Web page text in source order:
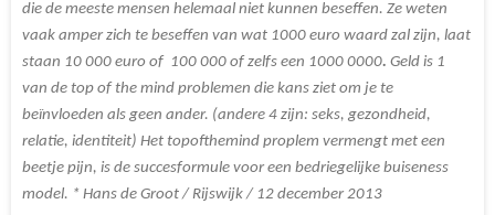
die de meeste mensen helemaal niet kunnen beseffen. Ze weten
vaak amper zich te beseffen van wat 1000 euro waard zal zijn, laat
staan 10 000 euro of 100 000 of zelfs een 1000 0000. Geld is 1
van de top of the mind problemen die kans ziet om je te
beïnvloeden als geen ander. (andere 4 zijn: seks, gezondheid,
relatie, identiteit) Het topofthemind proplem vermengt met een
beetje pijn, is de succesformule voor een bedriegelijke buiseness
model. * Hans de Groot / Rijswijk / 12 december 2013